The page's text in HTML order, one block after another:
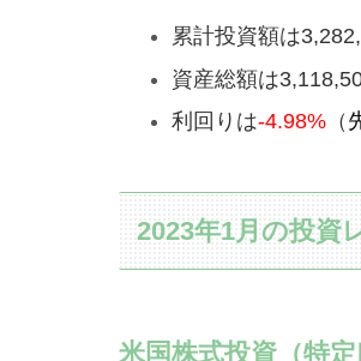
累計投資額は
資産総額は
利回りは-4.98%（
2023年1月の投資
米国株式投資（特定